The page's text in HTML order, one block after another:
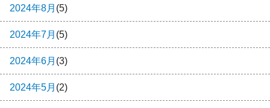
2024年8月 (5)
2024年7月 (5)
2024年6月 (3)
2024年5月 (2)